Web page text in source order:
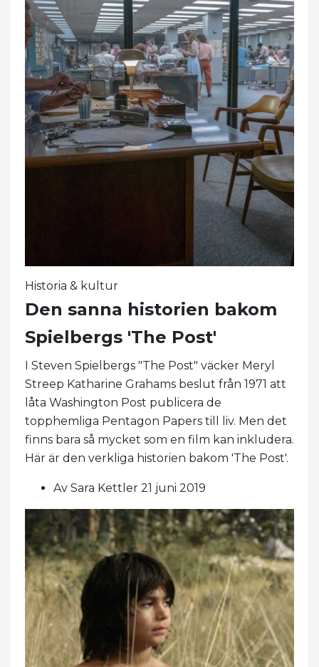
Historia & kultur
Den sanna historien bakom
Spielbergs 'The Post'
I Steven Spielbergs "The Post" väcker Meryl
Streep Katharine Grahams beslut från 1971 att
låta Washington Post publicera de
topphemliga Pentagon Papers till liv. Men det
finns bara så mycket som en film kan inkludera.
Här är den verkliga historien bakom 'The Post'.
Av Sara Kettler 21 juni 2019